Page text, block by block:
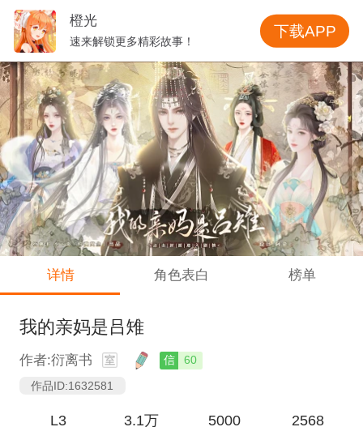
详情 角色表白 榜单
我的亲妈是吕雉
作者:衍离书 信
60
作品ID:1632581
L3 3.1万 5000 2568
橙光
速来解锁更多精彩故事！
下载APP